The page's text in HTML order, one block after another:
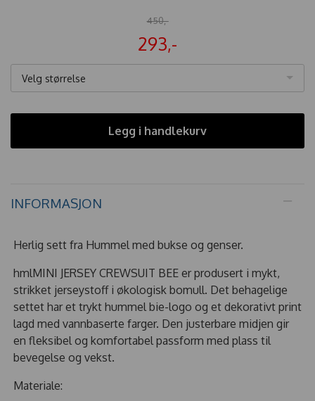
450,-
293,-
Velg størrelse
Legg i handlekurv
INFORMASJON
Herlig sett fra Hummel med bukse og genser.
hmlMINI JERSEY CREWSUIT BEE er produsert i mykt,
strikket jerseystoff i økologisk bomull. Det behagelige
settet har et trykt hummel bie-logo og et dekorativt print
lagd med vannbaserte farger. Den justerbare midjen gir
en fleksibel og komfortabel passform med plass til
bevegelse og vekst.
Materiale: